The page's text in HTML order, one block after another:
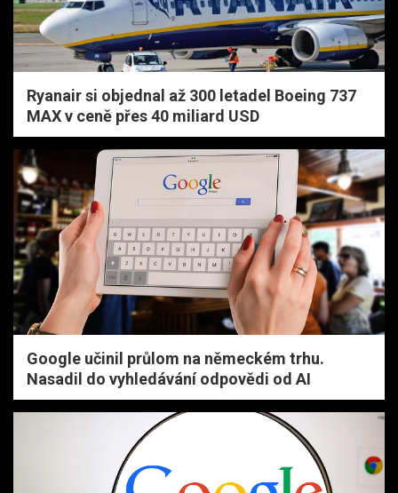
Ryanair si objednal až 300 letadel Boeing 737
MAX v ceně přes 40 miliard USD
Google učinil průlom na německém trhu.
Nasadil do vyhledávání odpovědi od AI